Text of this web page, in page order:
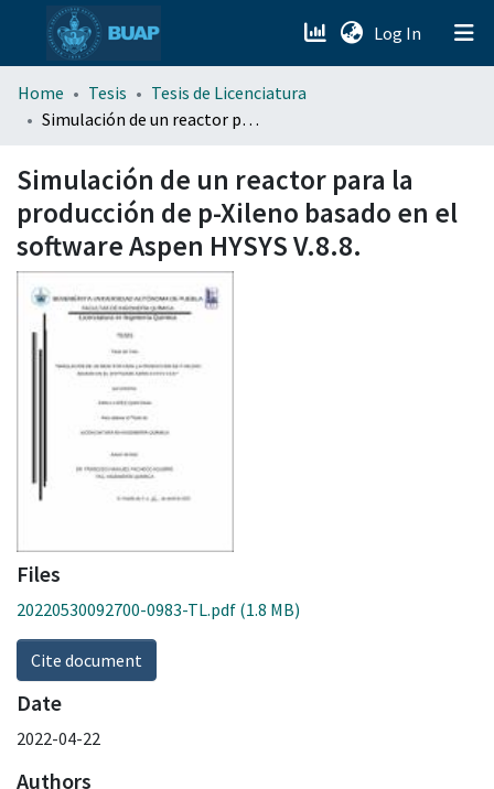
Log In (current)
menu.section.about_menu
Home Tesis
Tesis de Licenciatura
Simulación de un reactor para la producción de p-Xileno basado en el software Aspen HYSYS V.8.8.
Simulación de un reactor para la
producción de p-Xileno basado en el
software Aspen HYSYS V.8.8.
Files
20220530092700-0983-TL.pdf (1.8 MB)
Cite document
Date
2022-04-22
Authors